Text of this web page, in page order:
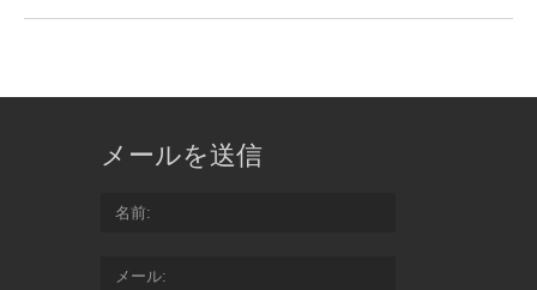
メールを送信
名前
メール